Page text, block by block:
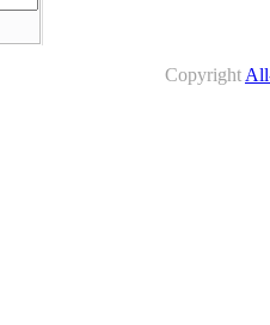
Copyright